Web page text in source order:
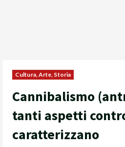
Cultura, Arte, Storia
Cannibalismo
tanti aspetti
caratterizzano